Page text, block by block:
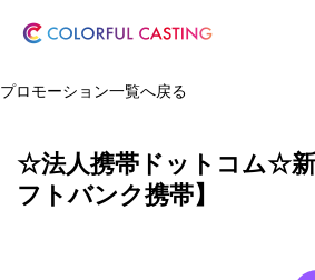
プロモーション一覧へ戻る
☆法人携帯ドットコム☆新
フトバンク携帯】